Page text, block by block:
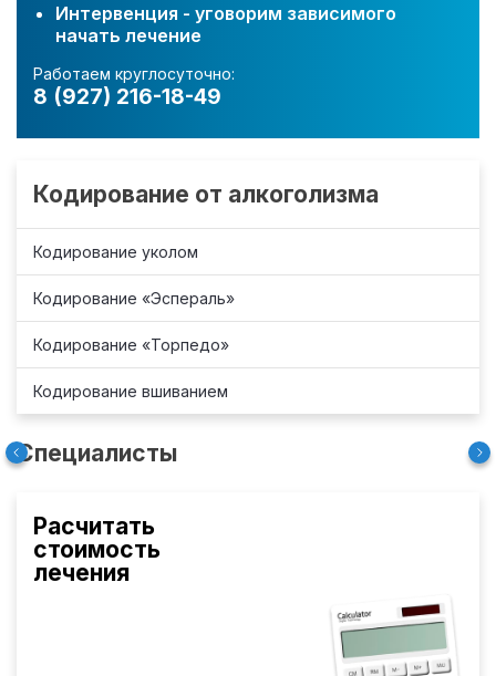
Интервенция - уговорим зависимого
начать лечение
Работаем круглосуточно:
8 (927) 216-18-49
Кодирование от алкоголизма
Кодирование уколом
Кодирование «Эспераль»
Кодирование «Торпедо»
Кодирование вшиванием
Специалисты
Расчитать
стоимость
лечения